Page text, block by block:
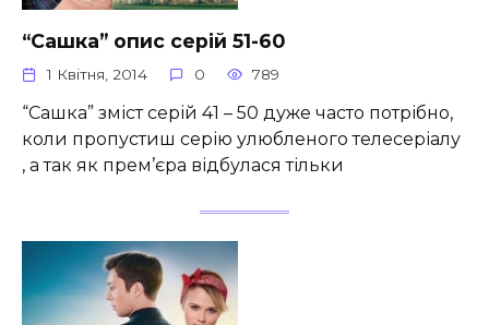
“Сашка” опис серій 51-60
1 Квітня, 2014 0 789
“Сашка” зміст серій 41 – 50 дуже часто потрібно,
коли пропустиш серію улюбленого телесеріалу
, а так як прем’єра відбулася тільки